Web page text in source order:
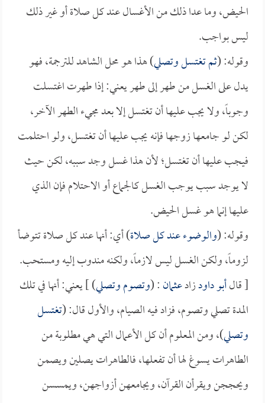
الحيض، وما عدا ذلك من الأغسال عند كل صلاة أو غير ذلك
ليس بواجب.
وقوله: (ثم تغتسل وتصلي) هذا هو محل الشاهد للترجمة، فهو
يدل على الغسل من طهر إلى طهر يعني: إذا طهرت اغتسلت
وجوباً، ولا يجب عليها أن تغتسل إلا بعد مجيء الطهر الآخر،
لكن لو جامعها زوجها فإنه يجب عليها أن تغتسل، ولو احتلمت
فيجب عليها أن تغتسل؛ لأن هذا غسل وجد سببه، لكن حيث
لا يوجد سبب يوجب الغسل كالجماع أو الاحتلام فإن الذي
عليها إنما هو غسل الحيض.
وقوله: (والوضوء عند كل صلاة) أي: أنها عند كل صلاة تتوضأ
لزوماً، ولكن الغسل ليس لازماً، ولكنه مندوب إليه ومستحب.
[ قالأبو داودزادعثمان: (وتصوم وتصلي) ] يعني: أنها في تلك
المدة تصلي وتصوم، فزاد فيه الصيام، والأول قال: (تغتسل
وتصلي)، ومن المعلوم أن كل الأعمال التي هي مطلوبة من
الطاهرات يسوغ لها أن تفعلها، فالطاهرات يصلين ويصمن
ويحججن ويقرأن القرآن، ويجامعهن أزواجهن، ويمسسن